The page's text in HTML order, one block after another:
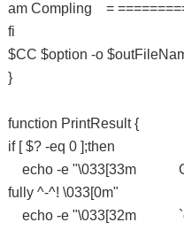
am Compling =
fi
$CC $option -o
}
function PrintResult {
if [ $? -eq 0 ];then
echo -e "\033[33m
fully ^-^! \033[0m"
echo -e "\033[32m